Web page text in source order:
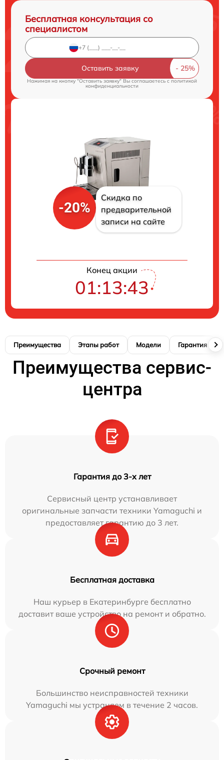
Бесплатная консультация со
специалистом
Оставить заявку
Нажимая на кнопку "Оставить заявку" Вы соглашаетесь cполитикой
конфиденциальности
-20%
Скидка по
предварительной
записи на сайте
Конец акции
01:13:42
Преимущества Этапы работ Модели Гарантия
Преимущества сервис-
центра
Гарантия до 3-х лет
Сервисный центр устанавливает
оригинальные запчасти техники Yamaguchi и
предоставляет гарантию до 3 лет.
Бесплатная доставка
Наш курьер в Екатеринбурге бесплатно
доставит ваше устройство на ремонт и обратно.
Срочный ремонт
Большинство неисправностей техники
Yamaguchi мы устраняем в течение 2 часов.